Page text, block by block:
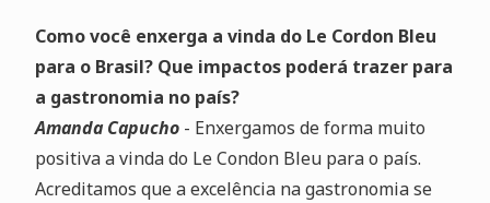
Como você enxerga a vinda do Le Cordon Bleu
para o Brasil? Que impactos poderá trazer para
a gastronomia no país?
Amanda Capucho- Enxergamos de forma muito
positiva a vinda do Le Condon Bleu para o país.
Acreditamos que a excelência na gastronomia se